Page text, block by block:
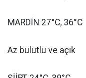
MARDİN 27°C, 36°C
Az bulutlu ve açık